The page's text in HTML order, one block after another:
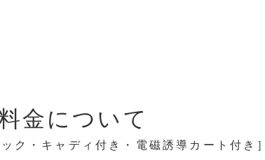
金について
ク・キャディ付き・電磁誘導カート付き］